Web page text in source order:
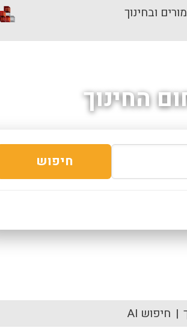
ובחינוך
החינוך
חיפוש
חיפוש AI